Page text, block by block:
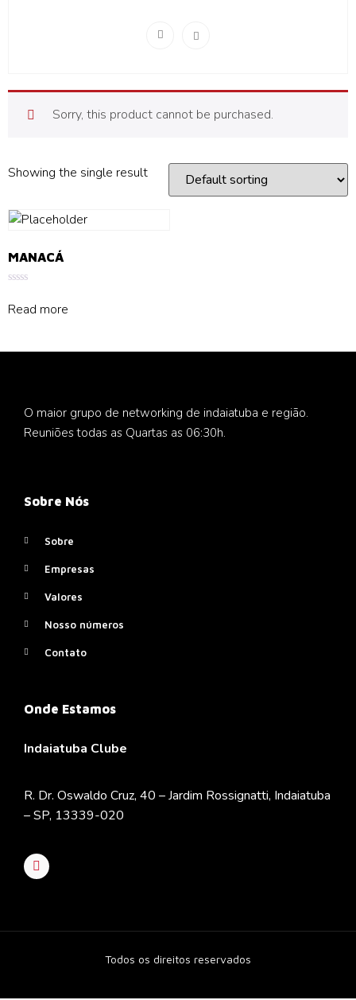
Sorry, this product cannot be purchased.
Showing the single result
MANACÁ
0
out
Read more
O maior grupo de networking de indaiatuba e região.
Reuniões todas as Quartas as 06:30h.
Sobre Nós
Sobre
Empresas
Valores
Nosso números
Contato
Onde Estamos
Indaiatuba Clube
R. Dr. Oswaldo Cruz, 40 – Jardim Rossignatti, Indaiatuba
– SP, 13339-020
Todos os direitos reservados